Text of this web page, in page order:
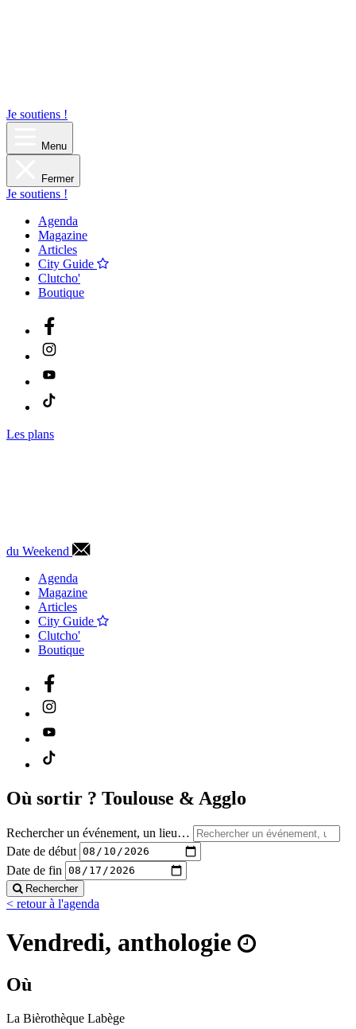
Je soutiens !
Menu
Fermer
Je soutiens !
Agenda
Magazine
Articles
City Guide
Clutcho'
Boutique
Les plans
du Weekend
Agenda
Magazine
Articles
City Guide
Clutcho'
Boutique
Où sortir ? Toulouse & Agglo
Rechercher un événement, un lieu…
Date de début
Date de fin
Rechercher
< retour à l'agenda
Vendredi, anthologie
Où
La Bièrothèque Labège